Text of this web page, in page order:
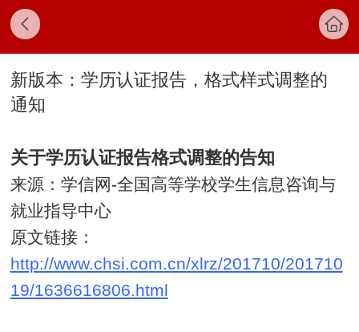
新版本：学历认证报告，格式样式调整的
通知
关于学历认证报告格式调整的告知
来源：学信网-全国高等学校学生信息咨询与
就业指导中心
原文链接：
http://www.chsi.com.cn/xlrz/201710/201710
19/1636616806.html